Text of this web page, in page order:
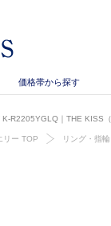
価格帯から探す
K-R2205YGLQ｜THE KISS
リー TOP リング・指輪